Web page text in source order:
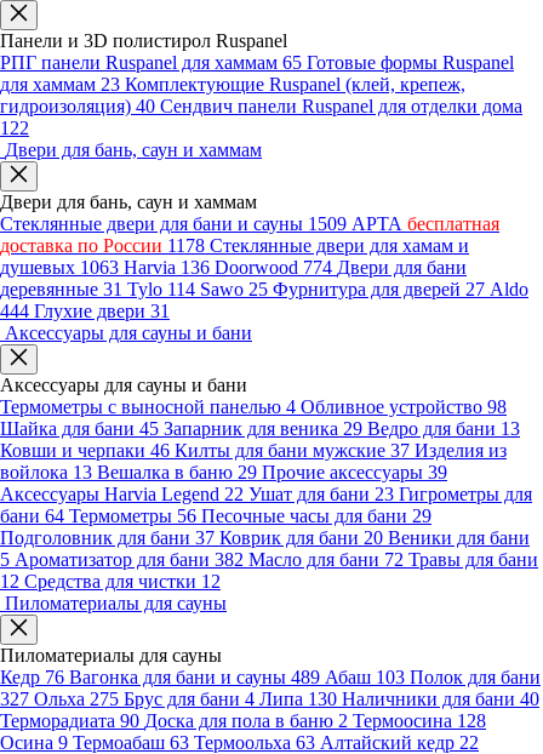
Панели и 3D полистирол Ruspanel
РПГ панели Ruspanel для хаммам 65 Готовые формы Ruspanel
для хаммам 23 Комплектующие Ruspanel (клей, крепеж,
гидроизоляция) 40 Сендвич панели Ruspanel для отделки дома
122
Двери для бань, саун и хаммам
Двери для бань, саун и хаммам
Стеклянные двери для бани и сауны 1509 АРТА бесплатная
доставка по России 1178 Стеклянные двери для хамам и
душевых 1063 Harvia 136 Doorwood 774 Двери для бани
деревянные 31 Tylo 114 Sawo 25 Фурнитура для дверей 27 Aldo
444 Глухие двери 31
Аксессуары для сауны и бани
Аксессуары для сауны и бани
Термометры с выносной панелью 4 Обливное устройство 98
Шайка для бани 45 Запарник для веника 29 Ведро для бани 13
Ковши и черпаки 46 Килты для бани мужские 37 Изделия из
войлока 13 Вешалка в баню 29 Прочие аксессуары 39
Аксессуары Harvia Legend 22 Ушат для бани 23 Гигрометры для
бани 64 Термометры 56 Песочные часы для бани 29
Подголовник для бани 37 Коврик для бани 20 Веники для бани
5 Ароматизатор для бани 382 Масло для бани 72 Травы для бани
12 Средства для чистки 12
Пиломатериалы для сауны
Пиломатериалы для сауны
Кедр 76 Вагонка для бани и сауны 489 Абаш 103 Полок для бани
327 Ольха 275 Брус для бани 4 Липа 130 Наличники для бани 40
Терморадиата 90 Доска для пола в баню 2 Термоосина 128
Осина 9 Термоабаш 63 Термоольха 63 Алтайский кедр 22